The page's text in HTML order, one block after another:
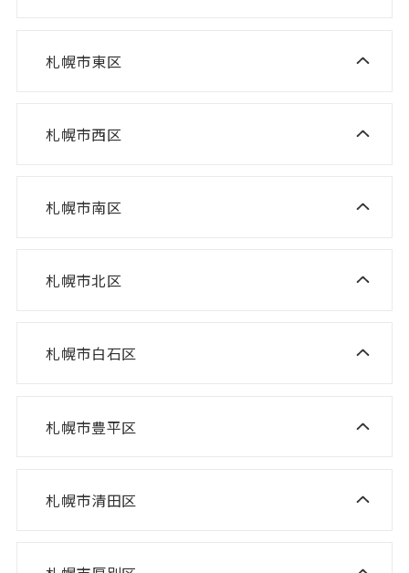
NISCO plus 伏見教室
NISCO plus 円山教室
ニスコパーソナル 伏見教室
ニスコパーソナル 桑園教室
ニスコパーソナル 山鼻教室
札幌市東区
ニスコ進学スクール 札苗北教室
ニスコパーソナル 環状通東教室
札幌市西区
ニスコ進学スクール 山の手教室
ニスコ進学スクール 八軒教室
ニスコパーソナル 宮の沢教室
札幌市南区
札幌市北区
ニスコ進学スクール あいの里教室
ニスコ進学スクール 新琴似教室
札幌市白石区
ニスコ進学スクール 北郷教室
札幌市豊平区
ニスコパーソナル 福住教室
札幌市清田区
ニスコ進学スクール 平岡緑教室